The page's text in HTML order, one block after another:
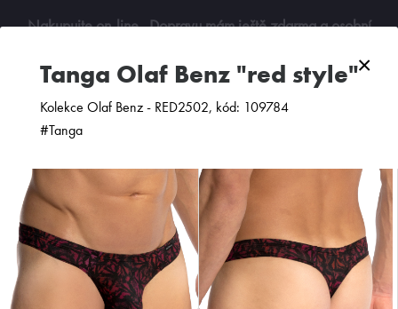
×
tanga Olaf Benz "red style"
Kolekce Olaf Benz - RED2502, kód: 109784
#Tanga
Nakupujte on-line. Dopravu mám ještě zdarma a osobní
ZOBRAZIT FILTR